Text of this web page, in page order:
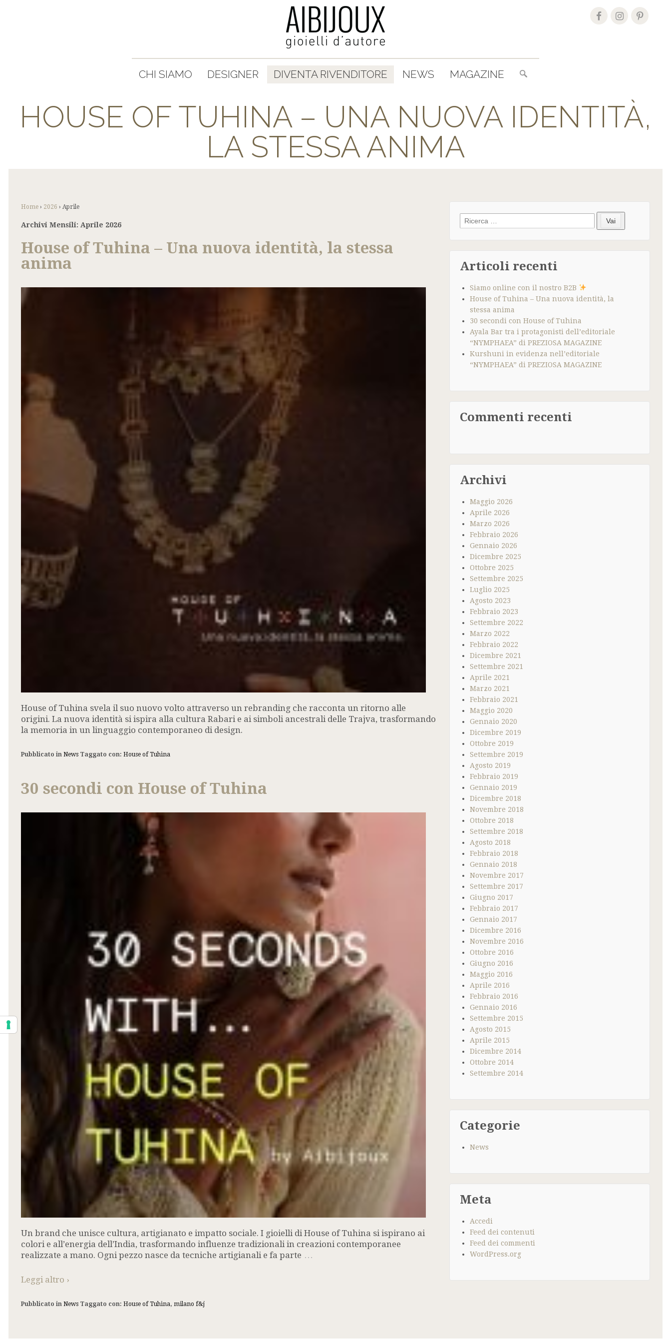
CHI SIAMO DESIGNER DIVENTA RIVENDITORE NEWS MAGAZINE
HOUSE OF TUHINA – UNA NUOVA IDENTITÀ,
LA STESSA ANIMA
Home › 2026 › Aprile
Archivi Mensili: Aprile 2026
House of Tuhina – Una nuova identità, la stessa
anima
House of Tuhina svela il suo nuovo volto attraverso un rebranding che racconta un ritorno alle
origini. La nuova identità si ispira alla cultura Rabari e ai simboli ancestrali delle Trajva, trasformando
la memoria in un linguaggio contemporaneo di design.
Pubblicato in News Taggato con: House of Tuhina
30 secondi con House of Tuhina
Un brand che unisce cultura, artigianato e impatto sociale. I gioielli di House of Tuhina si ispirano ai
colori e all’energia dell’India, trasformando influenze tradizionali in creazioni contemporanee
realizzate a mano. Ogni pezzo nasce da tecniche artigianali e fa parte …
Leggi altro ›
Pubblicato in News Taggato con: House of Tuhina, milano f&j
Search
for:
Vai
Articoli recenti
Siamo online con il nostro B2B
House of Tuhina – Una nuova identità, la
stessa anima
30 secondi con House of Tuhina
Ayala Bar tra i protagonisti dell’editoriale
“NYMPHAEA” di PREZIOSA MAGAZINE
Kurshuni in evidenza nell’editoriale
“NYMPHAEA” di PREZIOSA MAGAZINE
Commenti recenti
Archivi
Maggio 2026
Aprile 2026
Marzo 2026
Febbraio 2026
Gennaio 2026
Dicembre 2025
Ottobre 2025
Settembre 2025
Luglio 2025
Agosto 2023
Febbraio 2023
Settembre 2022
Marzo 2022
Febbraio 2022
Dicembre 2021
Settembre 2021
Aprile 2021
Marzo 2021
Febbraio 2021
Maggio 2020
Gennaio 2020
Dicembre 2019
Ottobre 2019
Settembre 2019
Agosto 2019
Febbraio 2019
Gennaio 2019
Dicembre 2018
Novembre 2018
Ottobre 2018
Settembre 2018
Agosto 2018
Febbraio 2018
Gennaio 2018
Novembre 2017
Settembre 2017
Giugno 2017
Febbraio 2017
Gennaio 2017
Dicembre 2016
Novembre 2016
Ottobre 2016
Giugno 2016
Maggio 2016
Aprile 2016
Febbraio 2016
Gennaio 2016
Settembre 2015
Agosto 2015
Aprile 2015
Dicembre 2014
Ottobre 2014
Settembre 2014
Categorie
News
Meta
Accedi
Feed dei contenuti
Feed dei commenti
WordPress.org